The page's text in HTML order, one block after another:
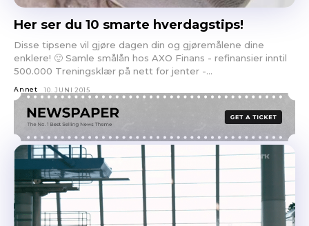
Her ser du 10 smarte hverdagstips!
Disse tipsene vil gjøre dagen din og gjøremålene dine
enklere! 🙂 Samle smålån hos AXO Finans - refinansier inntil
500.000 Treningsklær på nett for jenter -...
Annet 10. JUNI 2015